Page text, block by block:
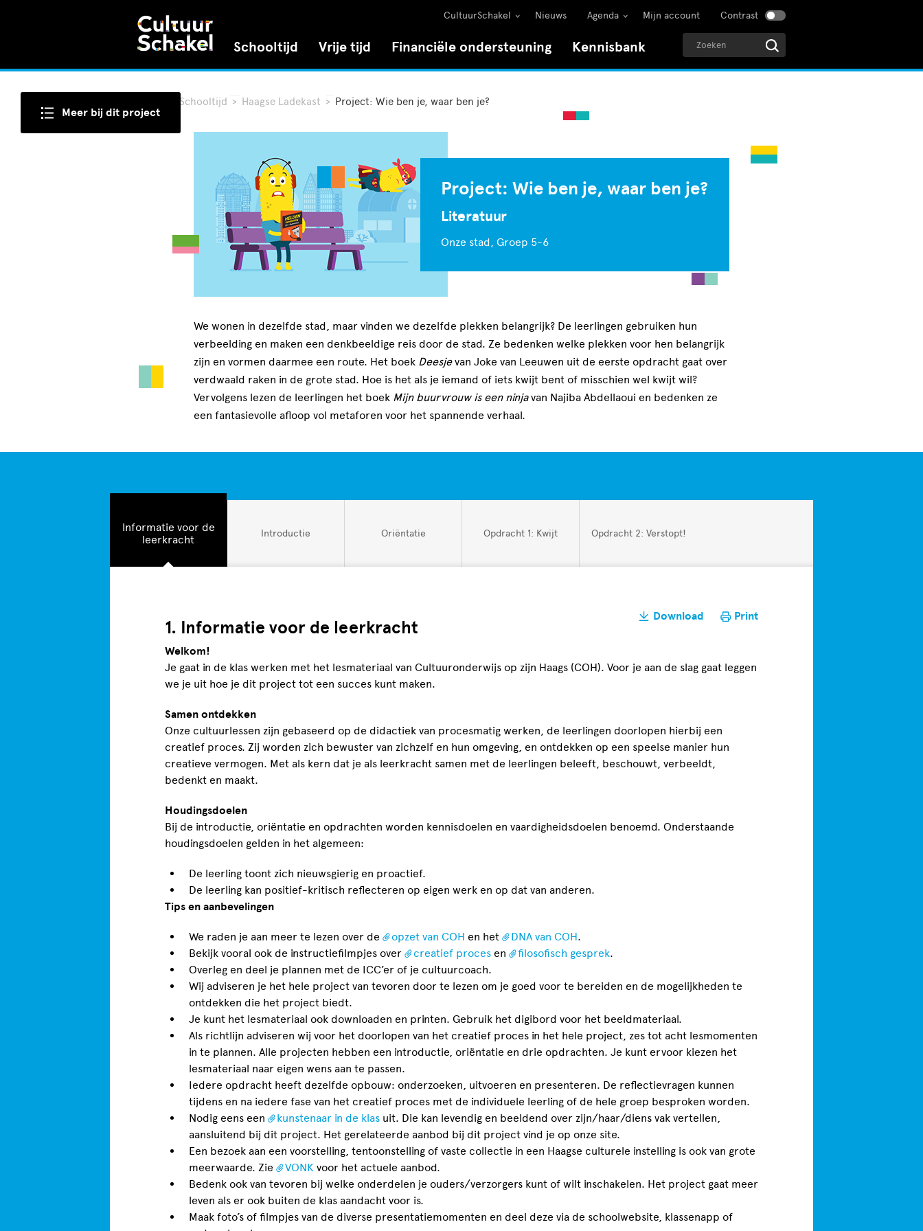
CultuurSchakel Nieuws Agenda Mijn account Contrast
Schooltijd Vrije tijd Financiële ondersteuning Kennisbank
Meer bij dit project
Schooltijd > Haagse Ladekast > Project: Wie ben je, waar ben je?
Project: Wie ben je, waar ben je?
Literatuur
Onze stad, Groep 5-6
We wonen in dezelfde stad, maar vinden we dezelfde plekken belangrijk? De leerlingen gebruiken hun
verbeelding en maken een denkbeeldige reis door de stad. Ze bedenken welke plekken voor hen belangrijk
zijn en vormen daarmee een route. Het boek Deesjevan Joke van Leeuwen uit de eerste opdracht gaat over
verdwaald raken in de grote stad. Hoe is het als je iemand of iets kwijt bent of misschien wel kwijt wil?
Vervolgens lezen de leerlingen het boek Mijn buurvrouw is een ninjavan Najiba Abdellaoui en bedenken ze
een fantasievolle afloop vol metaforen voor het spannende verhaal.
Open
tabblad
Informatie voor de
leerkracht
Open
Introductie
Open
Oriëntatie
Open
Opdracht 1: Kwijt
Open
Opdracht 2: Verstopt!
Download Print
1. Informatie voor de leerkracht
Welkom!
Je gaat in de klas werken met het lesmateriaal van Cultuuronderwijs op zijn Haags (COH). Voor je aan de slag gaat leggen
we je uit hoe je dit project tot een succes kunt maken.
Samen ontdekken
Onze cultuurlessen zijn gebaseerd op de didactiek van procesmatig werken, de leerlingen doorlopen hierbij een
creatief proces. Zij worden zich bewuster van zichzelf en hun omgeving, en ontdekken op een speelse manier hun
creatieve vermogen. Met als kern dat je als leerkracht samen met de leerlingen beleeft, beschouwt, verbeeldt,
bedenkt en maakt.
Houdingsdoelen
Bij de introductie, oriëntatie en opdrachten worden kennisdoelen en vaardigheidsdoelen benoemd. Onderstaande
houdingsdoelen gelden in het algemeen:
De leerling toont zich nieuwsgierig en proactief.
De leerling kan positief-kritisch reflecteren op eigen werk en op dat van anderen.
Tips en aanbevelingen
We raden je aan meer te lezen over de opzet van COH en het DNA van COH.
Bekijk vooral ook de instructiefilmpjes over
creatief proces en filosofisch gesprek.
Overleg en deel je plannen met de ICC’er of je cultuurcoach.
Wij adviseren je het hele project van tevoren door te lezen om je goed voor te bereiden en de mogelijkheden te
ontdekken die het project biedt.
Je kunt het lesmateriaal ook downloaden en printen. Gebruik het digibord voor het beeldmateriaal.
Als richtlijn adviseren wij voor het doorlopen van het creatief proces in het hele project, zes tot acht lesmomenten
in te plannen. Alle projecten hebben een introductie, oriëntatie en drie opdrachten. Je kunt ervoor kiezen het
lesmateriaal naar eigen wens aan te passen.
Iedere opdracht heeft dezelfde opbouw: onderzoeken, uitvoeren en presenteren. De reflectievragen kunnen
tijdens en na iedere fase van het creatief proces met de individuele leerling of de hele groep besproken worden.
Nodig eens een
kunstenaar in de klas uit. Die kan levendig en beeldend over zijn/haar/diens vak vertellen,
aansluitend bij dit project. Het gerelateerde aanbod bij dit project vind je op onze site.
Een bezoek aan een voorstelling, tentoonstelling of vaste collectie in een Haagse culturele instelling is ook van grote
meerwaarde. Zie
VONK voor het actuele aanbod.
Bedenk ook van tevoren bij welke onderdelen je ouders/verzorgers kunt of wilt inschakelen. Het project gaat meer
leven als er ook buiten de klas aandacht voor is.
Maak foto’s of filmpjes van de diverse presentatiemomenten en deel deze via de schoolwebsite, klassenapp of